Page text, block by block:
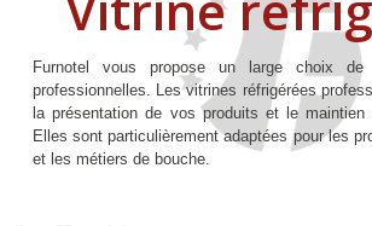
Furnotel vous propose un large choix de
professionnelles. Les vitrines réfrigérées
la présentation de vos produits et le
Elles sont particulièrement adaptées pour les
et les métiers de bouche.